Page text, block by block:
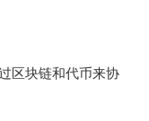
区块链和代币来协